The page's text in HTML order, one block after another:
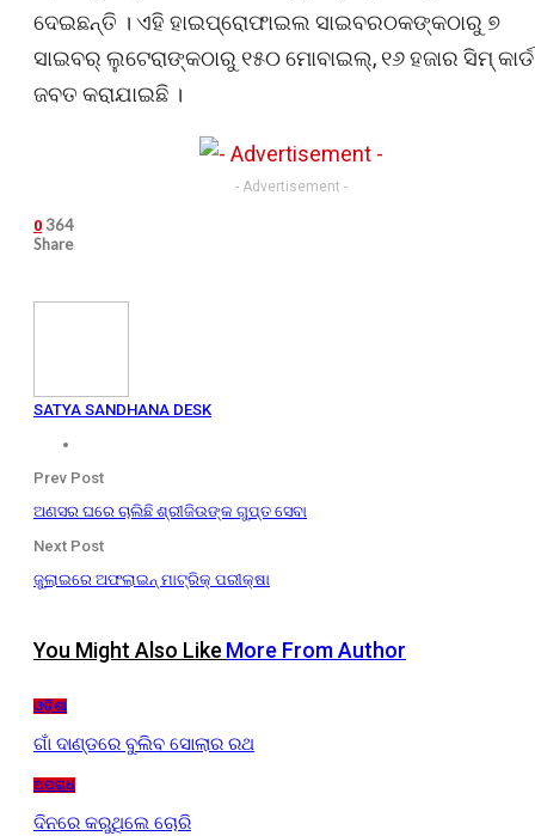
ଦେଇଛନ୍ତି । ଏହି ହାଇପ୍ରୋଫାଇଲ ସାଇବରଠକଙ୍କଠାରୁ ୭
ସାଇବର୍ ଲୁଟେରାଙ୍କଠାରୁ ୧୫୦ ମୋବାଇଲ୍, ୧୬ ହଜାର ସିମ୍ କାର୍ଡ
ଜବତ କରାଯାଇଛି ।
- Advertisement -
0 364
Share
SATYA SANDHANA DESK
Prev Post
ଅଣସର ଘରେ ଚାଲିଛି ଶ୍ରୀଜିଉଙ୍କ ଗୁପ୍ତ ସେବା
Next Post
ଜୁଲାଇରେ ଅଫଲାଇନ୍ ମାଟ୍ରିକ୍ ପରୀକ୍ଷା
You Might Also Like More From Author
ଓଡ଼ିଶା
ଗାଁ ଦାଣ୍ଡରେ ବୁଲିବ ସୋଲାର ରଥ
ଅପରାଧ
ଦିନରେ କରୁଥିଲେ ଚୋରି